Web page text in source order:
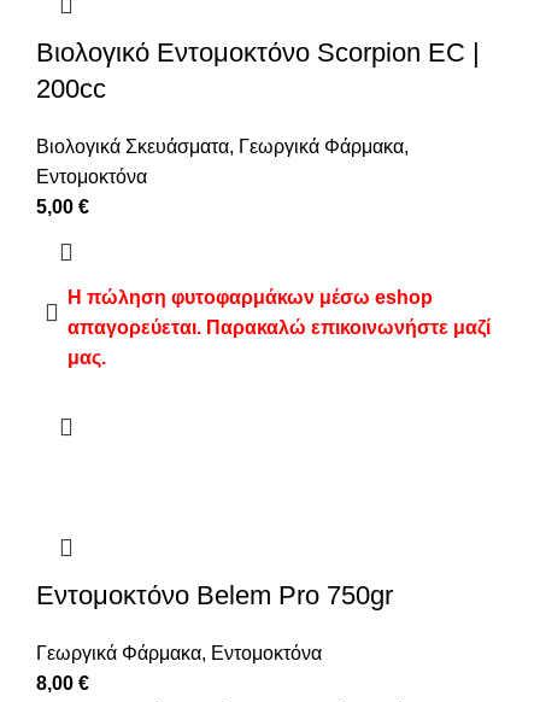
Βιολογικό Εντομοκτόνο Scorpion EC |
200cc
Βιολογικά Σκευάσματα, Γεωργικά Φάρμακα,
Εντομοκτόνα
5,00 €
Η πώληση φυτοφαρμάκων μέσω eshop
απαγορεύεται. Παρακαλώ επικοινωνήστε μαζί
μας.
Εντομοκτόνο Belem Pro 750gr
Γεωργικά Φάρμακα, Εντομοκτόνα
8,00 €